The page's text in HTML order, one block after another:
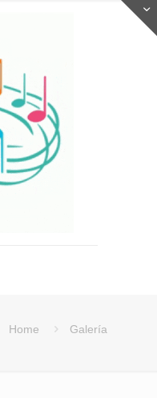
Home Galería